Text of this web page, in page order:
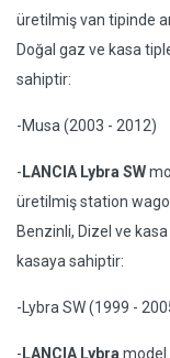
üretilmiş van tipinde
Doğal gaz ve kasa
sahiptir:
-Musa (2003 - 2012)
- LANCIA Lybra SW
üretilmiş station
Benzinli, Dizel ve
kasaya sahiptir:
-Lybra SW (1999 -
- LANCIA Lybra model